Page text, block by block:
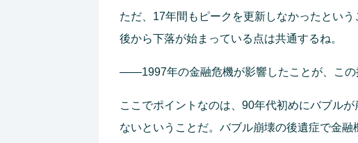
ただ、17年間もピークを更新しなかったとい
後から下落が始まっている点は共通するね。
――1997年の金融危機が影響したことが、この
ここでポイントなのは、90年代初めにバブル
ないということだ。バブル崩壊の後遺症で金